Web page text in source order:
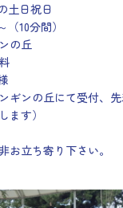
土日祝日
（10分間）
の丘
ギンの丘にて受付、
ます）
お立ち寄り下さい。